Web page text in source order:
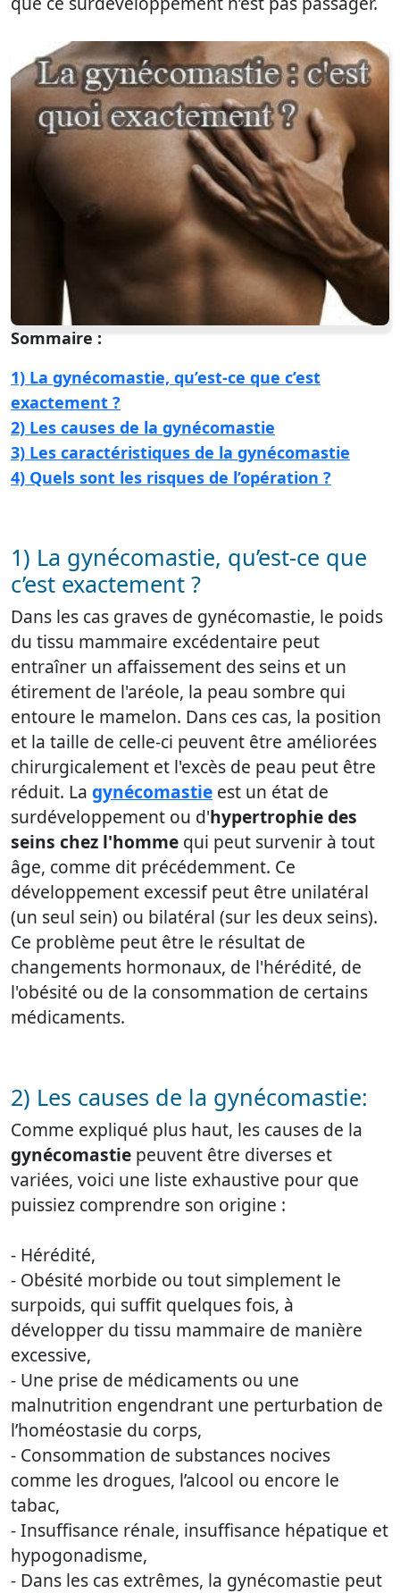
Sommaire :
1) La gynécomastie, qu’est-ce que c’est
exactement ?
2) Les causes de la gynécomastie
3) Les caractéristiques de la gynécomastie
4) Quels sont les risques de l’opération ?
1) La gynécomastie, qu’est-ce que
c’est exactement ?
Dans les cas graves de gynécomastie, le poids
du tissu mammaire excédentaire peut
entraîner un affaissement des seins et un
étirement de l'aréole, la peau sombre qui
entoure le mamelon. Dans ces cas, la position
et la taille de celle-ci peuvent être améliorées
chirurgicalement et l'excès de peau peut être
réduit. La gynécomastie est un état de
surdéveloppement ou d'hypertrophie des
seins chez l'homme qui peut survenir à tout
âge, comme dit précédemment. Ce
développement excessif peut être unilatéral
(un seul sein) ou bilatéral (sur les deux seins).
Ce problème peut être le résultat de
changements hormonaux, de l'hérédité, de
l'obésité ou de la consommation de certains
médicaments.
2) Les causes de la gynécomastie:
Comme expliqué plus haut, les causes de la
gynécomastie peuvent être diverses et
variées, voici une liste exhaustive pour que
puissiez comprendre son origine :
- Hérédité,
- Obésité morbide ou tout simplement le
surpoids, qui suffit quelques fois, à
développer du tissu mammaire de manière
excessive,
- Une prise de médicaments ou une
malnutrition engendrant une perturbation de
l’homéostasie du corps,
- Consommation de substances nocives
comme les drogues, l’alcool ou encore le
tabac,
- Insuffisance rénale, insuffisance hépatique et
hypogonadisme,
- Dans les cas extrêmes, la gynécomastie peut